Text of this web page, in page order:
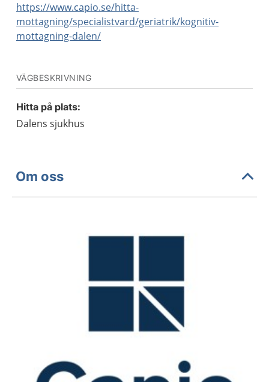
https://www.capio.se/hitta-
mottagning/specialistvard/geriatrik/kognitiv-
mottagning-dalen/
VÄGBESKRIVNING
Hitta på plats:
Dalens sjukhus
Om oss